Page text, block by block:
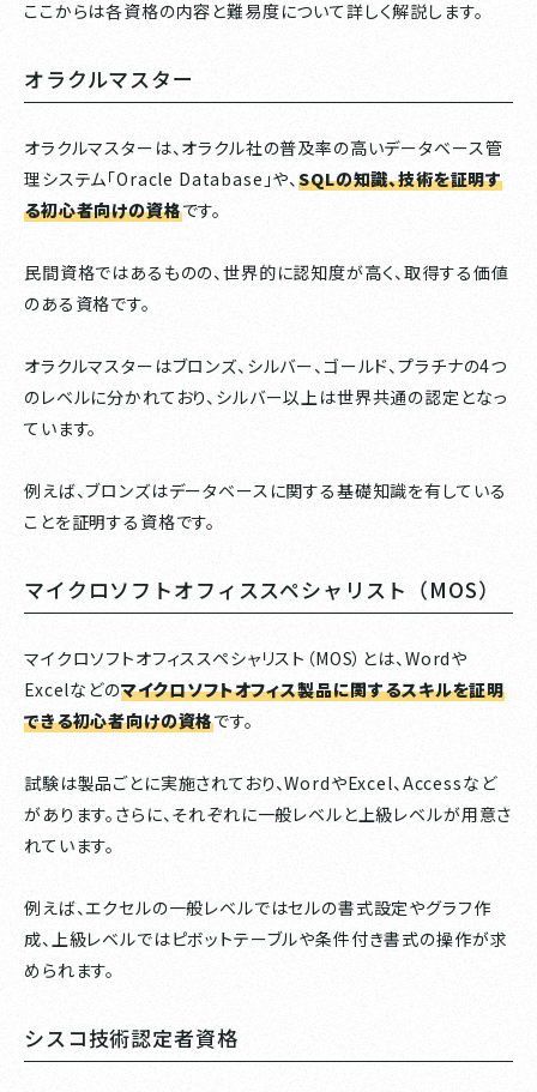
ここからは各資格の内容と難易度について詳しく解説します。
オラクルマスター
オラクルマスターは、オラクル社の普及率の高いデータベース管
理システム「Oracle Database」や、SQLの知識、技術を証明す
る初心者向けの資格です。
民間資格ではあるものの、世界的に認知度が高く、取得する価値
のある資格です。
オラクルマスターはブロンズ、シルバー、ゴールド、プラチナの4つ
のレベルに分かれており、シルバー以上は世界共通の認定となっ
ています。
例えば、ブロンズはデータベースに関する基礎知識を有している
ことを証明する資格です。
マイクロソフトオフィススペシャリスト（MOS）
マイクロソフトオフィススペシャリスト（MOS）とは、Wordや
Excelなどのマイクロソフトオフィス製品に関するスキルを証明
できる初心者向けの資格です。
試験は製品ごとに実施されており、WordやExcel、Accessなど
があります。さらに、それぞれに一般レベルと上級レベルが用意さ
れています。
例えば、エクセルの一般レベルではセルの書式設定やグラフ作
成、上級レベルではピボットテーブルや条件付き書式の操作が求
められます。
シスコ技術認定者資格